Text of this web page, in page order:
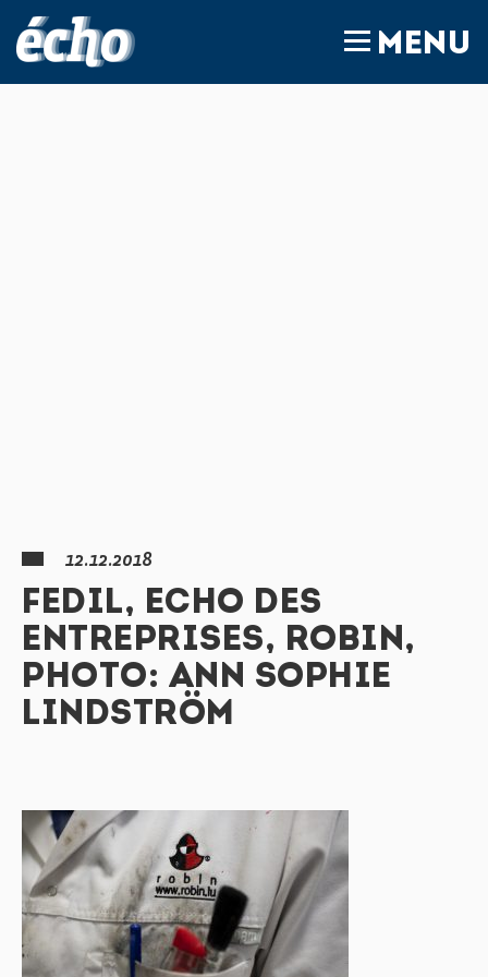
MENU
12.12.2018
FEDIL, ECHO DES
ENTREPRISES, ROBIN,
PHOTO: ANN SOPHIE
LINDSTRÖM